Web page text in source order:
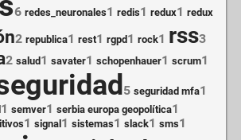
6 redes_neuronales1 redis1 redux1 redux
2 republica1 rest1 rgpd1 rock1 rss3
2 salud 1 savater1 schopenhauer1 scrum1
5 seguridad mfa1
1 semver1 serbia europa geopolítica1
1 signal 1 sistemas1 slack1 sms1